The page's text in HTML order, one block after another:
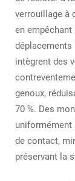
verrouillage à
en
déplacements
intègrent des
genoux,
70 %. Des
de contact,
préservant la